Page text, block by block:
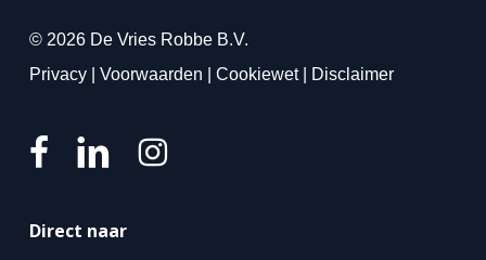
© 2026 De Vries Robbe B.V.
Privacy| Voorwaarden Cookiewet| Disclaimer
Direct naar